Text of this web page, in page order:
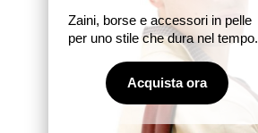
Zaini, borse e accessori in pelle
per uno stile che dura nel tempo.
Acquista ora